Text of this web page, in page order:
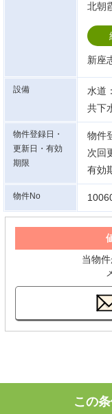
北朝
新座
設備
水道
共下
物件登録日・
更新日・有効
期限
物件
次回
有効
物件No
当物
この